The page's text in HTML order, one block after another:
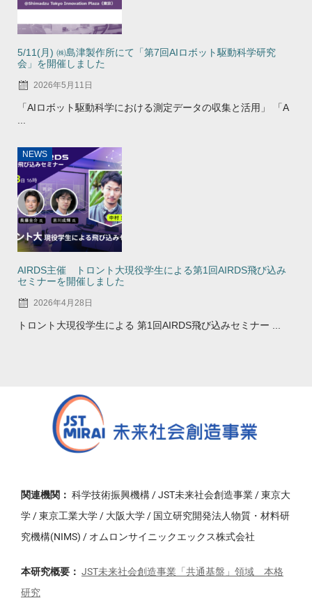
5/11(月) ㈱島津製作所にて「第7回AIロボット駆動科学研究
会」を開催しました
2026年5月11日
「AIロボット駆動科学における測定データの収集と活用」 「A
NEWS
AIRDS主催 トロント大現役学生による第1回AIRDS飛び込み
セミナーを開催しました
2026年4月28日
トロント大現役学生による 第1回AIRDS飛び込みセミナー ...
関連機関： 科学技術振興機構 / JST未来社会創造事業 / 東京大
学 / 東京工業大学 / 大阪大学 / 国立研究開発法人物質・材料研
究機構(NIMS) / オムロンサイニックエックス株式会社
本研究概要： JST未来社会創造事業「共通基盤」領域 本格
研究